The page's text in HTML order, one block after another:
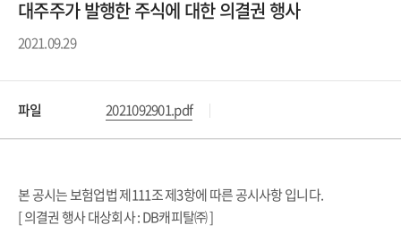
대주주가 발행한 주식에 대한 의결권 행사
2021.09.29
파일 2021092901.pdf
본 공시는 보험업법 제111조 제3항에 따른 공시사항 입니다.
[ 의결권 행사 대상회사 : DB캐피탈㈜ ]